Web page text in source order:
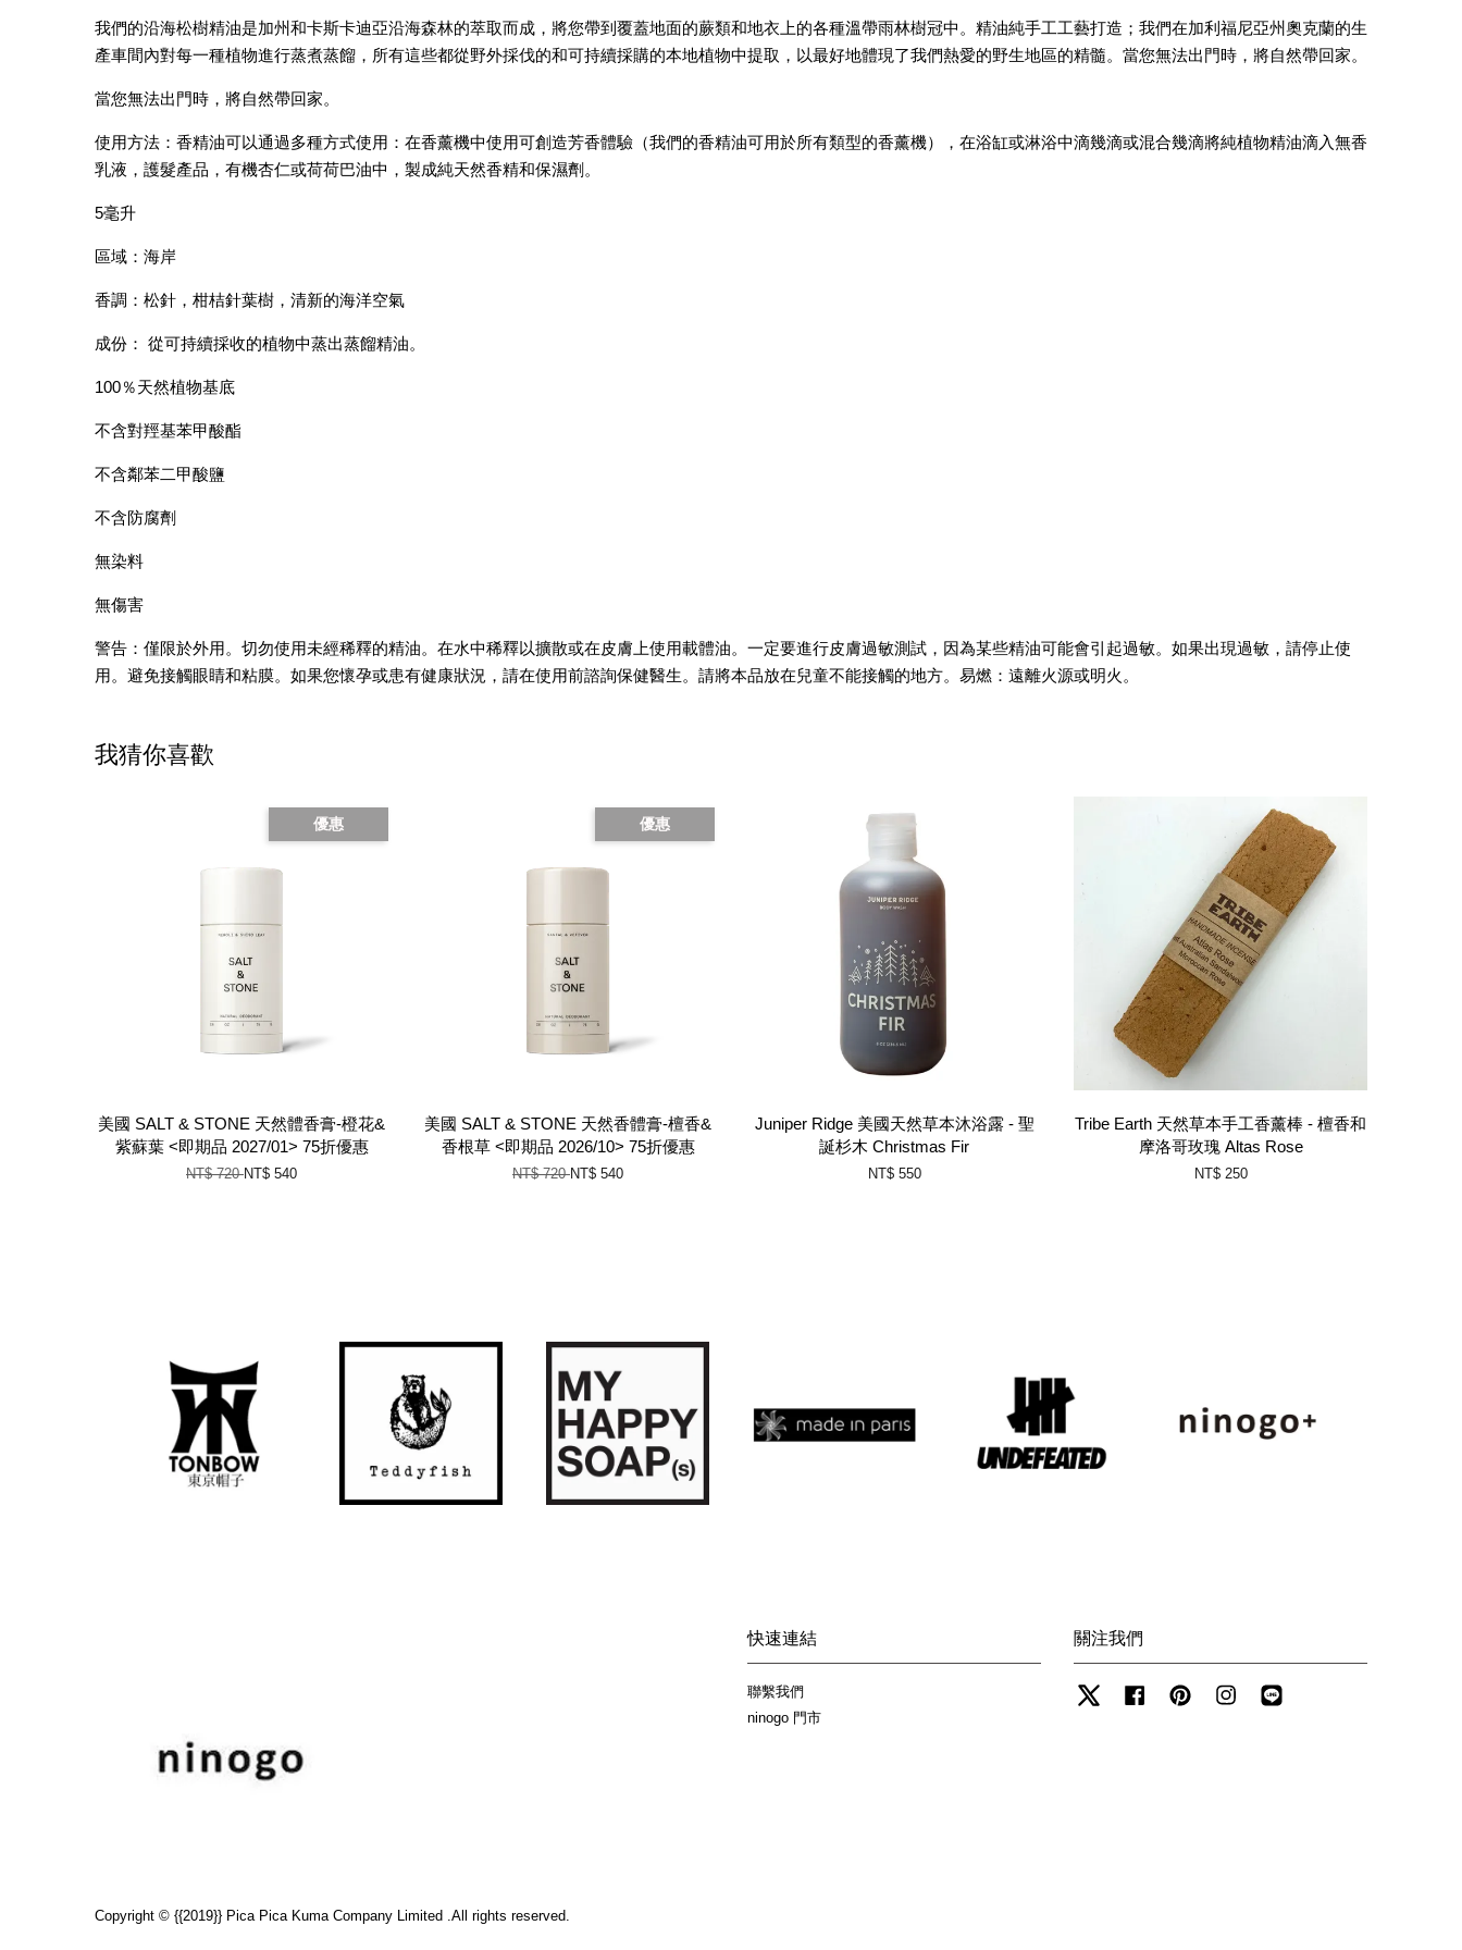
我們的沿海松樹精油是加州和卡斯卡迪亞沿海森林的萃取而成，將您帶到覆蓋地面的蕨類和地衣上的各種溫帶雨林樹冠中。精油純手工工藝打造；我們在加利福尼亞州奧克蘭的生
產車間內對每一種植物進行蒸煮蒸餾，所有這些都從野外採伐的和可持續採購的本地植物中提取，以最好地體現了我們熱愛的野生地區的精髓。當您無法出門時，將自然帶回家。
當您無法出門時，將自然帶回家。
使用方法：香精油可以通過多種方式使用：在香薰機中使用可創造芳香體驗（我們的香精油可用於所有類型的香薰機），在浴缸或淋浴中滴幾滴或混合幾滴將純植物精油滴入無香
乳液，護髮產品，有機杏仁或荷荷巴油中，製成純天然香精和保濕劑。
5毫升
區域：海岸
香調：松針，柑桔針葉樹，清新的海洋空氣
成份： 從可持續採收的植物中蒸出蒸餾精油。
100％天然植物基底
不含對羥基苯甲酸酯
不含鄰苯二甲酸鹽
不含防腐劑
無染料
無傷害
警告：僅限於外用。切勿使用未經稀釋的精油。在水中稀釋以擴散或在皮膚上使用載體油。一定要進行皮膚過敏測試，因為某些精油可能會引起過敏。如果出現過敏，請停止使
用。避免接觸眼睛和粘膜。如果您懷孕或患有健康狀況，請在使用前諮詢保健醫生。請將本品放在兒童不能接觸的地方。易燃：遠離火源或明火。
我猜你喜歡
優惠
美國 SALT & STONE 天然體香膏-橙花&
紫蘇葉 <即期品 2027/01> 75折優惠
NT$ 720NT$ 540
優惠
美國 SALT & STONE 天然香體膏-檀香&
香根草 <即期品 2026/10> 75折優惠
NT$ 720NT$ 540
Juniper Ridge 美國天然草本沐浴露 - 聖
誕杉木 Christmas Fir
NT$ 550
Tribe Earth 天然草本手工香薰棒 - 檀香和
摩洛哥玫瑰 Altas Rose
NT$ 250
Copyright © {{2019}} Pica Pica Kuma Company Limited .All rights reserved.
快速連結
聯繫我們
ninogo 門市
關注我們
Twitter FacebookPinterest Instagram